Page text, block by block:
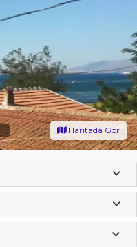
Haritada Gör